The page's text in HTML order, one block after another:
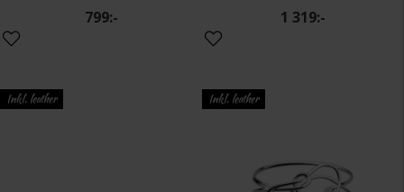
799:- 1 319:-
Inkl. leather Inkl. leather